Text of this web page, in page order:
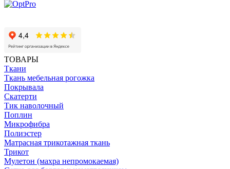
ТОВАРЫ
Ткани
Ткань мебельная рогожка
Покрывала
Скатерти
Тик наволочный
Поплин
Микрофибра
Полиэстер
Матрасная трикотажная ткань
Трикот
Мулетон (махра непромокаемая)